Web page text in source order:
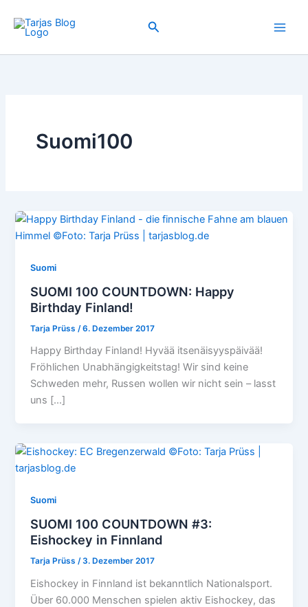
Inhalt
springen
Suchen
Suomi100
Suomi
SUOMI 100 COUNTDOWN: Happy
Birthday Finland!
Tarja Prüss /6. Dezember 2017
Happy Birthday Finland! Hyvää itsenäisyyspäivää!
Fröhlichen Unabhängigkeitstag! Wir sind keine
Schweden mehr, Russen wollen wir nicht sein – lasst
uns […]
Suomi
SUOMI 100 COUNTDOWN #3:
Eishockey in Finnland
Tarja Prüss/3. Dezember 2017
Eishockey in Finnland ist bekanntlich Nationalsport.
Über 60.000 Menschen spielen aktiv Eishockey, das